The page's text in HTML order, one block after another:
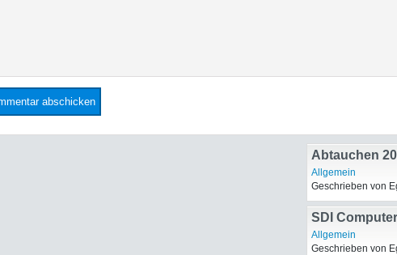
Abtauchen
Allgemein
Geschrieben von
SDI
Allgemein
Geschrieben von